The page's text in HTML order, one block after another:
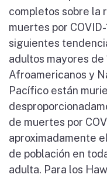
completos sobre la
muertes por
siguientes
adultos mayores de
Afroamericanos y
Pacífico están
de muertes por
aproximadamente
de población en
adulta. Para los